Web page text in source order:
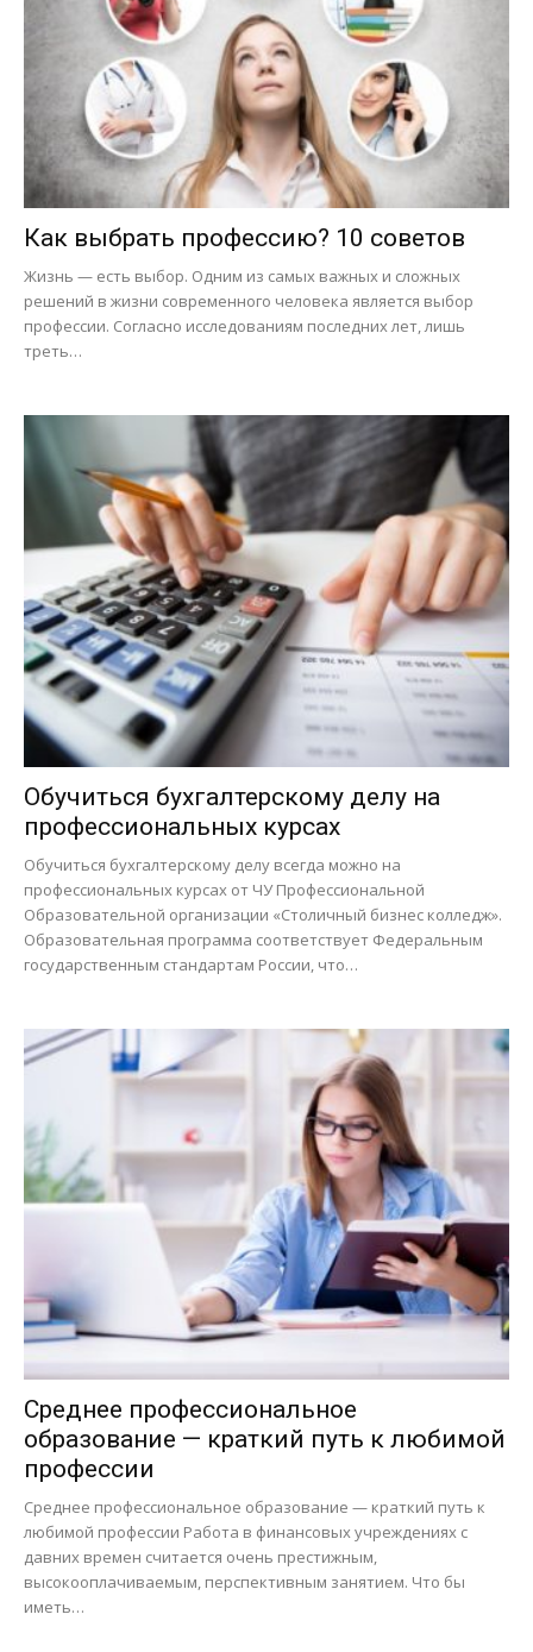
Как выбрать профессию? 10 советов
Жизнь — есть выбор. Одним из самых важных и сложных
решений в жизни современного человека является выбор
профессии. Согласно исследованиям последних лет, лишь
треть…
Обучиться бухгалтерскому делу на
профессиональных курсах
Обучиться бухгалтерскому делу всегда можно на
профессиональных курсах от ЧУ Профессиональной
Образовательной организации «Столичный бизнес колледж».
Образовательная программа соответствует Федеральным
государственным стандартам России, что…
Среднее профессиональное
образование — краткий путь к любимой
профессии
Среднее профессиональное образование — краткий путь к
любимой профессии Работа в финансовых учреждениях с
давних времен считается очень престижным,
высокооплачиваемым, перспективным занятием. Что бы
иметь…